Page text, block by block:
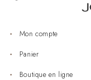
Mon compte
Panier
Boutique en ligne